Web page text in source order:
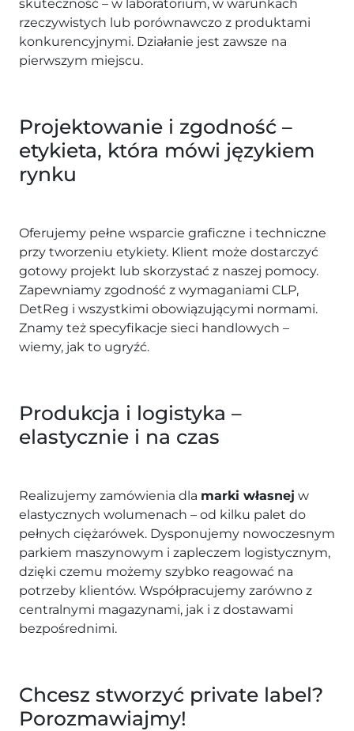
skuteczność – w laboratorium, w warunkach
rzeczywistych lub porównawczo z produktami
konkurencyjnymi. Działanie jest zawsze na
pierwszym miejscu.
Projektowanie i zgodność –
etykieta, która mówi językiem
rynku
Oferujemy pełne wsparcie graficzne i techniczne
przy tworzeniu etykiety. Klient może dostarczyć
gotowy projekt lub skorzystać z naszej pomocy.
Zapewniamy zgodność z wymaganiami CLP,
DetReg i wszystkimi obowiązującymi normami.
Znamy też specyfikacje sieci handlowych –
wiemy, jak to ugryźć.
Produkcja i logistyka –
elastycznie i na czas
Realizujemy zamówienia dla marki własnej w
elastycznych wolumenach – od kilku palet do
pełnych ciężarówek. Dysponujemy nowoczesnym
parkiem maszynowym i zapleczem logistycznym,
dzięki czemu możemy szybko reagować na
potrzeby klientów. Współpracujemy zarówno z
centralnymi magazynami, jak i z dostawami
bezpośrednimi.
Chcesz stworzyć private label?
Porozmawiajmy!